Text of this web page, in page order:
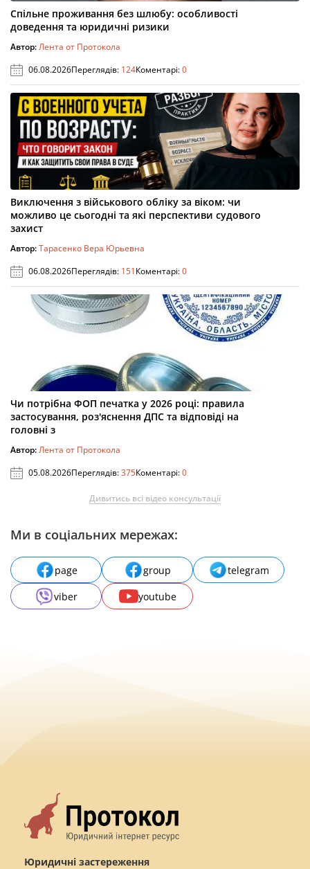
Спільне проживання без шлюбу: особливості
доведення та юридичні ризики
Автор:Лента от Протокола
06.08.2026Переглядів: 124Коментарі:0
Виключення з військового обліку за віком: чи
можливо це сьогодні та які перспективи судового
захист
Автор:Тарасенко Вера Юрьевна
06.08.2026Переглядів: 151Коментарі:0
Чи потрібна ФОП печатка у 2026 році: правила
застосування, роз'яснення ДПС та відповіді на
головні з
Автор:Лента от Протокола
05.08.2026Переглядів:375Коментарі:0
Дивитись всі відео консультації
Ми в соціальних мережах:
page group
telegram
viber
youtube
Юридичні застереження